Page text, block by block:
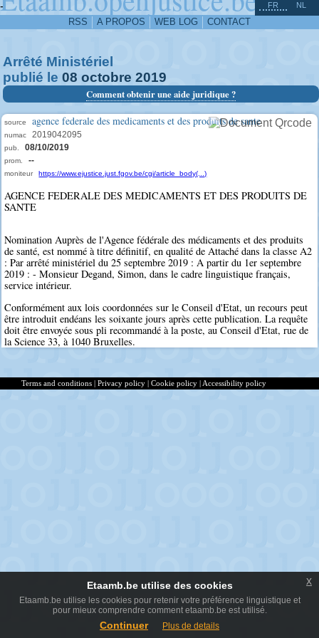
-
RSS A PROPOS WEB LOG CONTACT
FR NL
Arrêté Ministériel
publié le 08 octobre 2019
Comment obtenir une aide juridique ?
source agence federale des medicaments et des produits de sante
numac 2019042095
pub. 08/10/2019
prom. --
moniteur https://www.ejustice.just.fgov.be/cgi/article_body(...)
AGENCE FEDERALE DES MEDICAMENTS ET DES PRODUITS DE
SANTE
Nomination Auprès de l'Agence fédérale des médicaments et des produits
de santé, est nommé à titre définitif, en qualité de Attaché dans la classe A2
: Par arrêté ministériel du 25 septembre 2019 : A partir du 1er septembre
2019 : - Monsieur Degand, Simon, dans le cadre linguistique français,
service intérieur.
Conformément aux lois coordonnées sur le Conseil d'Etat, un recours peut
être introduit endéans les soixante jours après cette publication. La requête
doit être envoyée sous pli recommandé à la poste, au Conseil d'Etat, rue de
la Science 33, à 1040 Bruxelles.
^
Terms and conditions | Privacy policy | Cookie policy | Accessibility policy
Etaamb.be utilise des cookies
Etaamb.be utilise les cookies pour retenir votre préférence linguistique et
pour mieux comprendre comment etaamb.be est utilisé.
Continuer Plus de details
x